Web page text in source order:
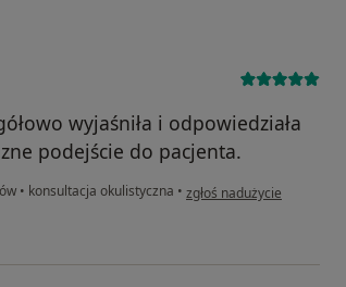
wyjaśniła i odpowiedziała
podejście do pacjenta.
• konsultacja okulistyczna • w opinii użytkownika Dorota
zgłoś nadużycie